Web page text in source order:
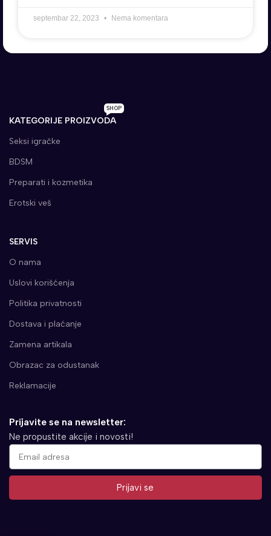
septembar 22, 2023 Nema komentara
KATEGORIJE PROIZVODA
SHOP
Seksi igračke
BDSM
Preparati i kozmetika
Erotski veš
SERVIS
O nama
Uslovi korišćenja
Politika privatnosti
Dostava i plaćanje
Zamena artikala
Obrazac za odustanak
Reklamacije
Prijavite se na newsletter:
Ne propustite akcije i novosti!
Prijavi se